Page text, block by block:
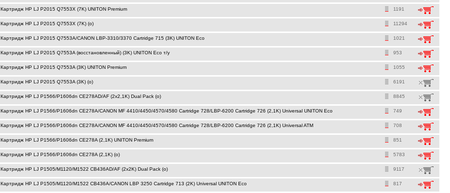
Картридж HP LJ P2015 Q7553X (7K) UNITON Premium 1191
Картридж HP LJ P2015 Q7553X (7K) (o) 11294
Картридж HP LJ P2015 Q7553A/CANON LBP-3310/3370 Cartridge 715 (3K) UNITON Eco 1021
Картридж HP LJ P2015 Q7553A (восстановленный) (3K) UNITON Eco т/у 953
Картридж HP LJ P2015 Q7553A (3K) UNITON Premium 1055
Картридж HP LJ P2015 Q7553A (3K) (o) 6191
Картридж HP LJ P1566/P1606dn CE278AD/AF (2x2,1K) Dual Pack (o) 8845
Картридж HP LJ P1566/P1606dn CE278A/CANON MF 4410/4450/4570/4580 Cartridge 728/LBP-6200 Cartridge 726 (2,1K) Universal UNITON Eco 749
Картридж HP LJ P1566/P1606dn CE278A/CANON MF 4410/4450/4570/4580 Cartridge 728/LBP-6200 Cartridge 726 (2,1K) Universal ATM 708
Картридж HP LJ P1566/P1606dn CE278A (2,1K) UNITON Premium 851
Картридж HP LJ P1566/P1606dn CE278A (2,1K) (o) 5783
Картридж HP LJ P1505/M1120/M1522 CB436AD/AF (2x2K) Dual Pack (o) 9117
Картридж HP LJ P1505/M1120/M1522 CB436A/CANON LBP 3250 Cartridge 713 (2K) Universal UNITON Eco 817